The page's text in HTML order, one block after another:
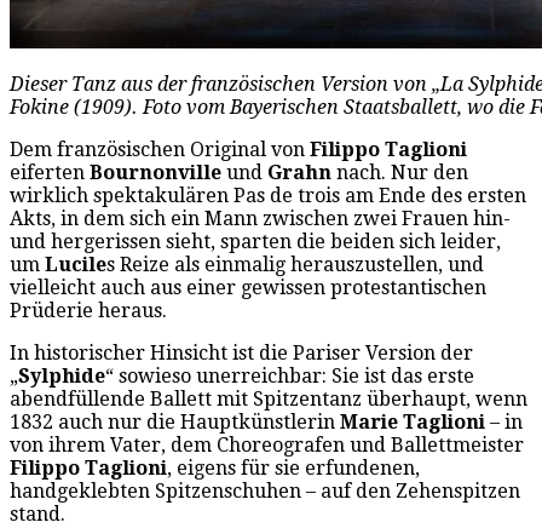
Dieser Tanz aus der französischen Version von „La
Fokine (1909). Foto vom Bayerischen Staatsballett, wo
Dem französischen Original von Filippo Taglioni
eiferten Bournonville und Grahn nach. Nur den
wirklich spektakulären Pas de trois am Ende des ersten
Akts, in dem sich ein Mann zwischen zwei Frauen hin-
und hergerissen sieht, sparten die beiden sich leider,
um Luciles Reize als einmalig herauszustellen, und
vielleicht auch aus einer gewissen protestantischen
Prüderie heraus.
In historischer Hinsicht ist die Pariser Version der
„Sylphide“ sowieso unerreichbar: Sie ist das erste
abendfüllende Ballett mit Spitzentanz überhaupt, wenn
1832 auch nur die Hauptkünstlerin Marie Taglioni – in
von ihrem Vater, dem Choreografen und Ballettmeister
Filippo Taglioni, eigens für sie erfundenen,
handgeklebten Spitzenschuhen – auf den Zehenspitzen
stand.